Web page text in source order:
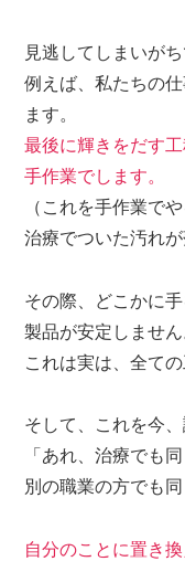
見逃してしまいがち
例えば、私たちの
ます。
最後に輝きをだす
手作業でします。
（これを手作業で
治療でついた汚れ
その際、どこかに
製品が安定しません
これは実は、全て
そして、これを今
「あれ、治療でも
別の職業の方でも
自分のことに置き換